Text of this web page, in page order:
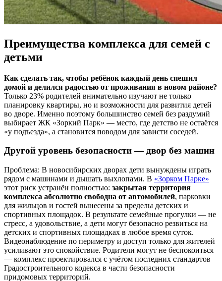
Преимущества комплекса для семей с
детьми
Как сделать так, чтобы ребёнок каждый день спешил
домой и делился радостью от проживания в новом районе?
Только 23% родителей внимательно изучают не только
планировку квартиры, но и возможности для развития детей
во дворе. Именно поэтому большинство семей без раздумий
выбирает ЖК «Зоркий Парк» — место, где детство не остаётся
«у подъезда», а становится поводом для зависти соседей.
Другой уровень безопасности — двор без машин
Проблема: В новосибирских дворах дети вынуждены играть
рядом с машинами и дышать выхлопами. В «Зорком Парке»
этот риск устранён полностью: закрытая территория
комплекса абсолютно свободна от автомобилей, парковки
для жильцов и гостей вынесены за пределы детских и
спортивных площадок. В результате семейные прогулки — не
стресс, а удовольствие, а дети могут безопасно резвиться на
детских и спортивных площадках в любое время суток.
Видеонаблюдение по периметру и доступ только для жителей
усиливают это спокойствие. Родители могут не беспокоиться
— комплекс проектировался с учётом последних стандартов
Градостроительного кодекса в части безопасности
придомовых территорий.